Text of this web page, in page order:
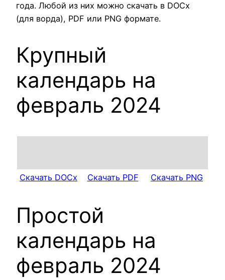
года. Любой из них можно скачать в DOCx
(для ворда), PDF или PNG формате.
Крупный
календарь на
февраль 2024
Скачать DOCx Скачать PDF Скачать PNG
Простой
календарь на
февраль 2024